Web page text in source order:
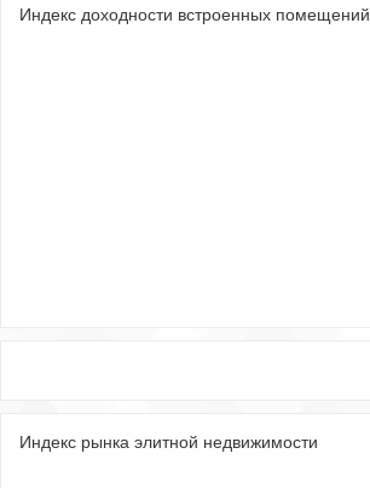
Индекс доходности встроенных помещений
Индекс рынка элитной недвижимости